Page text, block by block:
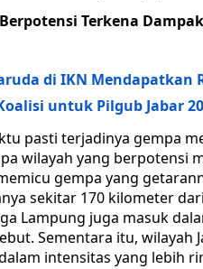
Terkena
di IKN Mendapatkan
untuk Pilgub Jabar
pasti terjadinya gempa
wilayah yang berpotensi
gempa yang
sekitar 170 kilometer
Lampung juga masuk
Sementara itu,
intensitas yang lebih